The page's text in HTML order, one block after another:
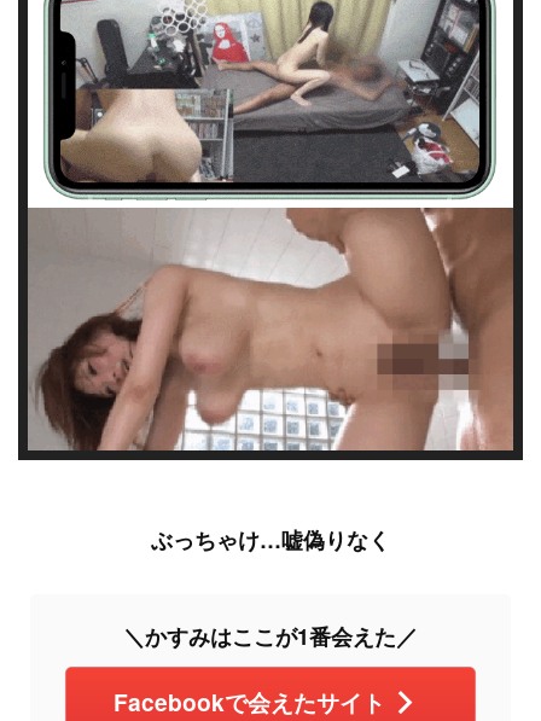
ぶっちゃけ…嘘偽りなく
＼かすみはここが1番会えた／
Facebookで会えたサイト